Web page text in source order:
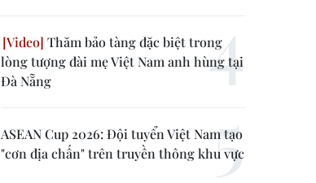
Thăm bảo tàng đặc biệt trong
lòng tượng đài mẹ Việt Nam anh hùng tại
Đà Nẵng
ASEAN Cup 2026: Đội tuyển Việt Nam tạo
"cơn địa chấn" trên truyền thông khu vực